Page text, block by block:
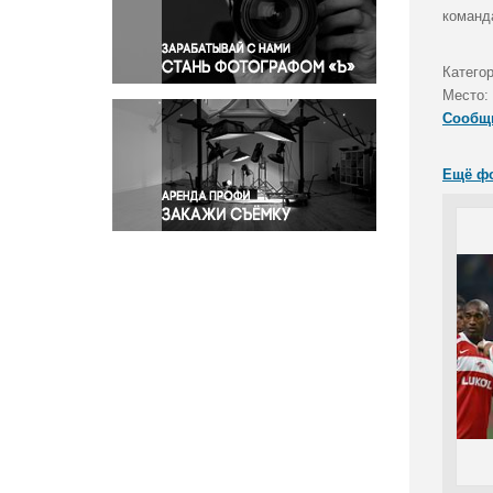
Правосудие
Происшествия и конфликты
Религия
Светская жизнь
Спорт
Экология
Экономика и бизнес
Место:
Ещё